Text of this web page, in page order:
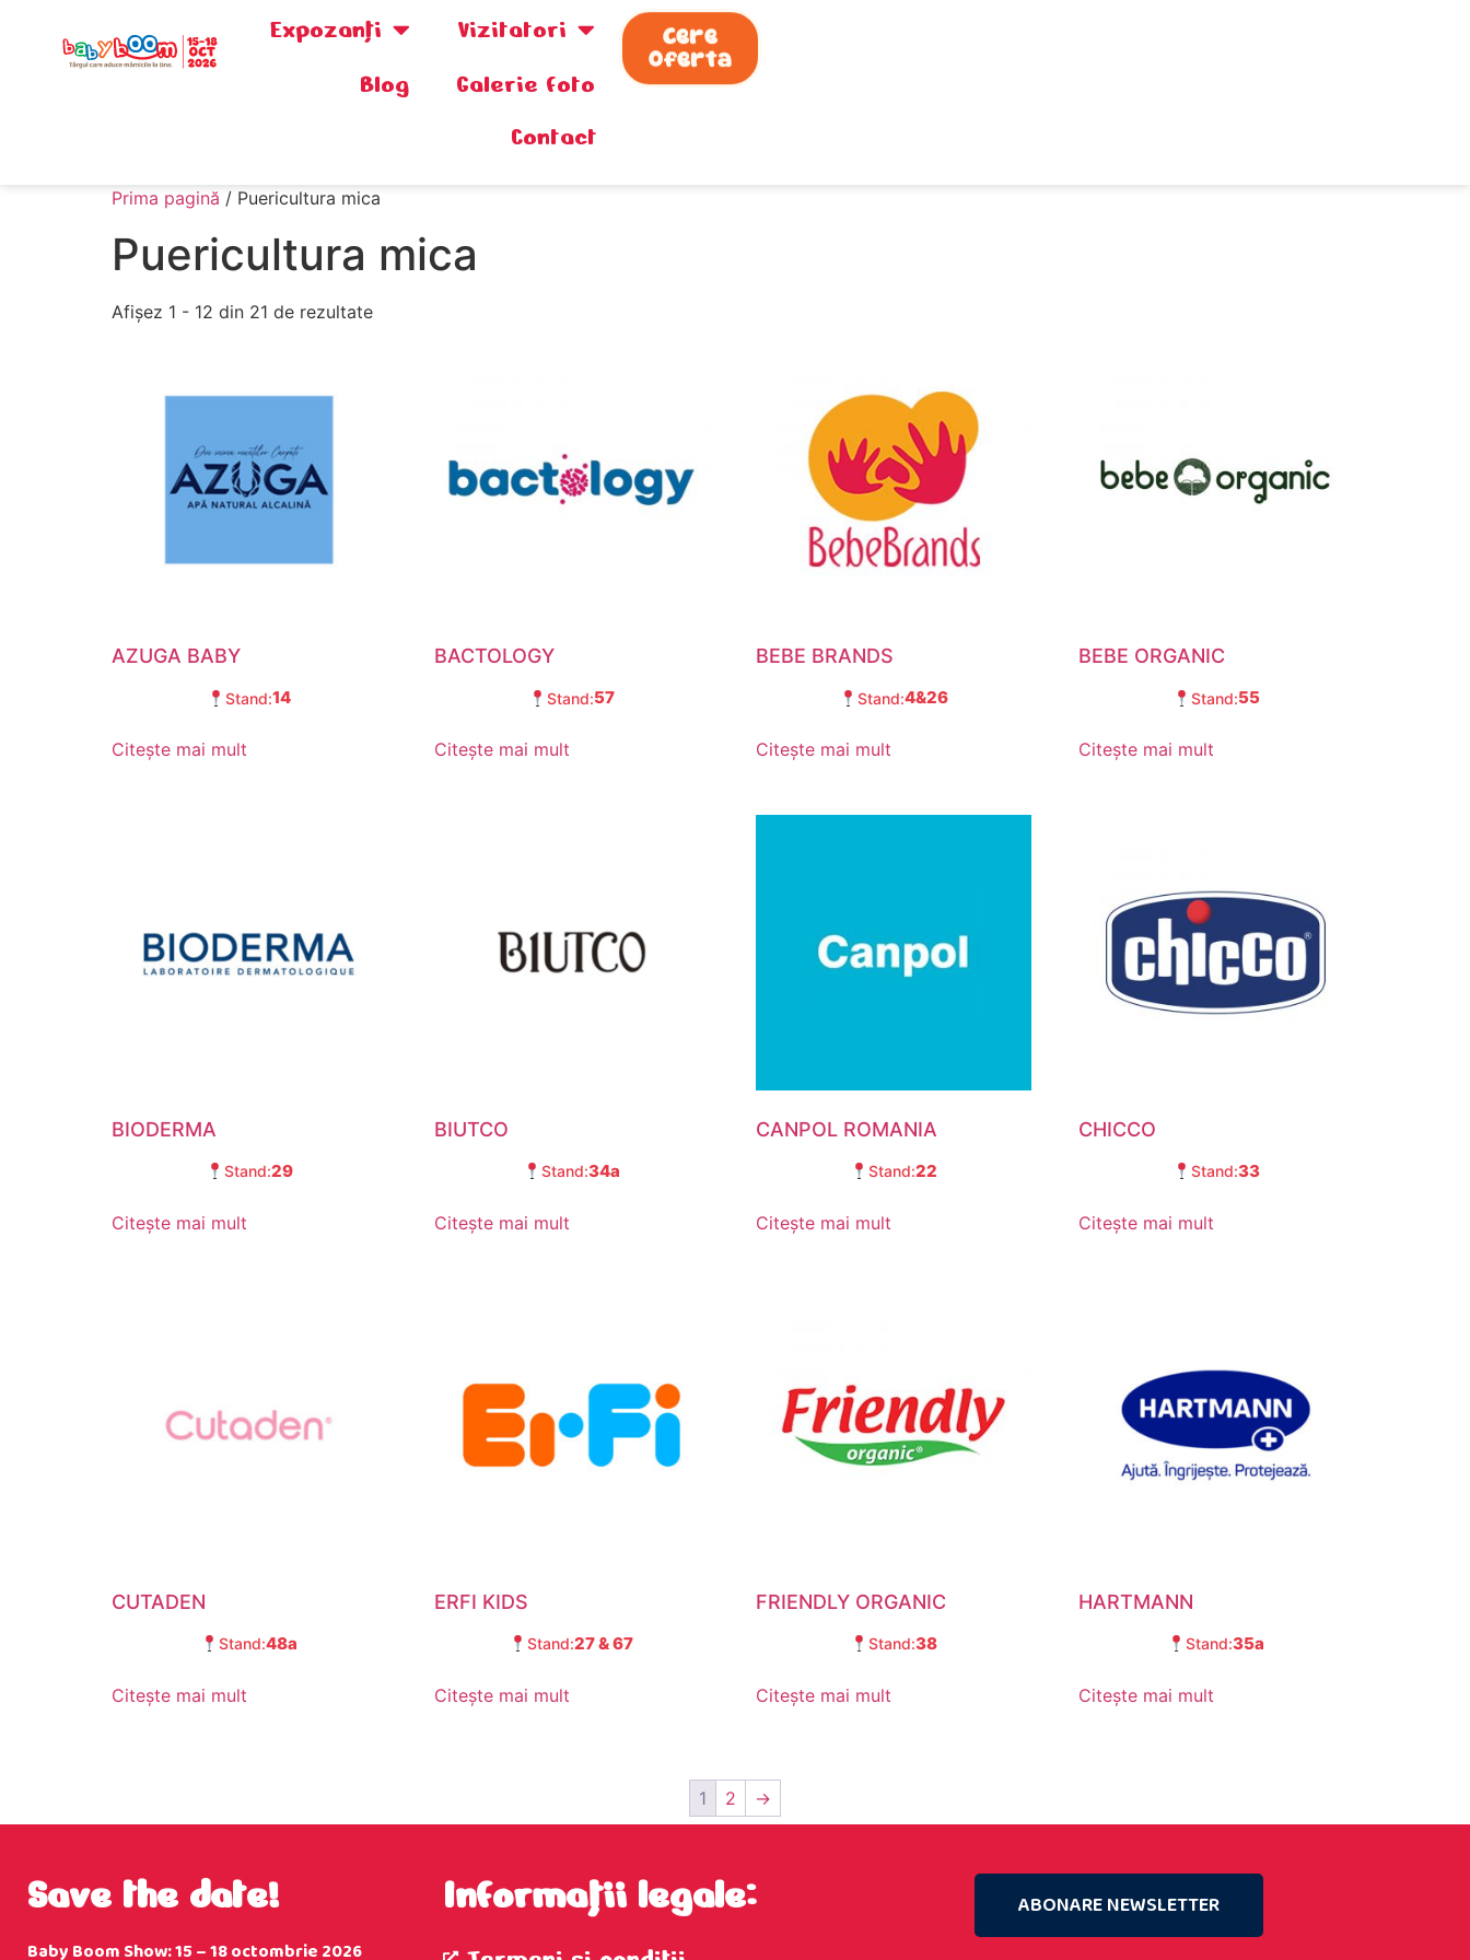
Expozanţi
Vizitatori
Blog
Galerie foto
Contact
Cere
Oferta
Prima pagină / Puericultura mica
Puericultura mica
Afișez 1 - 12 din 21 de rezultate
AZUGA BABY
Stand:14
Citește mai mult
BACTOLOGY
Stand:57
Citește mai mult
BEBE BRANDS
Stand:4&26
Citește mai mult
BEBE ORGANIC
Stand:55
Citește mai mult
BIODERMA
Stand:29
Citește mai mult
BIUTCO
Stand:34a
Citește mai mult
CANPOL ROMANIA
Stand:22
Citește mai mult
CHICCO
Stand:33
Citește mai mult
CUTADEN
Stand:48a
Citește mai mult
ERFI KIDS
Stand:27 & 67
Citește mai mult
FRIENDLY ORGANIC
Stand:38
Citește mai mult
HARTMANN
Stand:35a
Citește mai mult
1 2 →
Save the date!
Baby Boom Show: 15 – 18 octombrie 2026
Informații legale: ABONARE NEWSLETTER